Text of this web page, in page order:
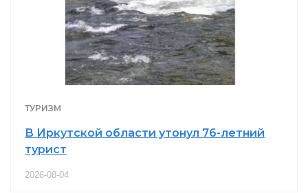
ТУРИЗМ
В Иркутской области утонул 76-летний
турист
2026-08-04